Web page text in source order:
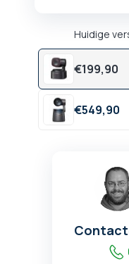
Huidige
€199,90
€549,90